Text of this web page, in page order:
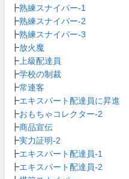
┣熟練スナイパー-1
┣熟練スナイパー-2
┣熟練スナイパー-3
┣放火魔
┣ 上級配達員
┣学校の制裁
┣常連客
┣エキスパート配達員に昇進
┣おもちゃコレクター-2
┣商品宣伝
┣実力証明-2
┣エキスパート配達員-1
┣エキスパート配達員-2